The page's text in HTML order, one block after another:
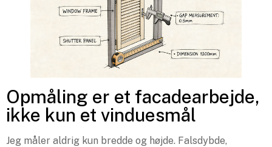
Opmåling er et facadearbejde,
ikke kun et vinduesmål
Jeg måler aldrig kun bredde og højde. Falsdybde,